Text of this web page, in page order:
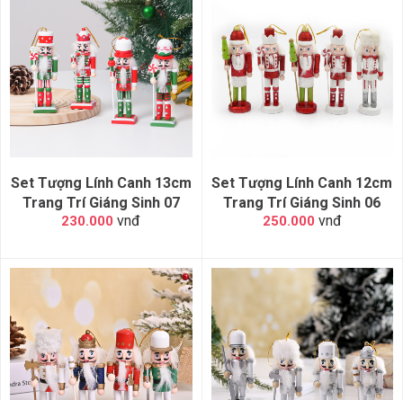
Set Tượng Lính Canh 13cm
Trang Trí Giáng Sinh 07
230.000 vnđ
Set Tượng Lính Canh 12cm
Trang Trí Giáng Sinh 06
250.000 vnđ